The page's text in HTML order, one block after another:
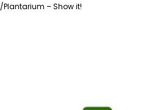
/Plantarium – Show it!